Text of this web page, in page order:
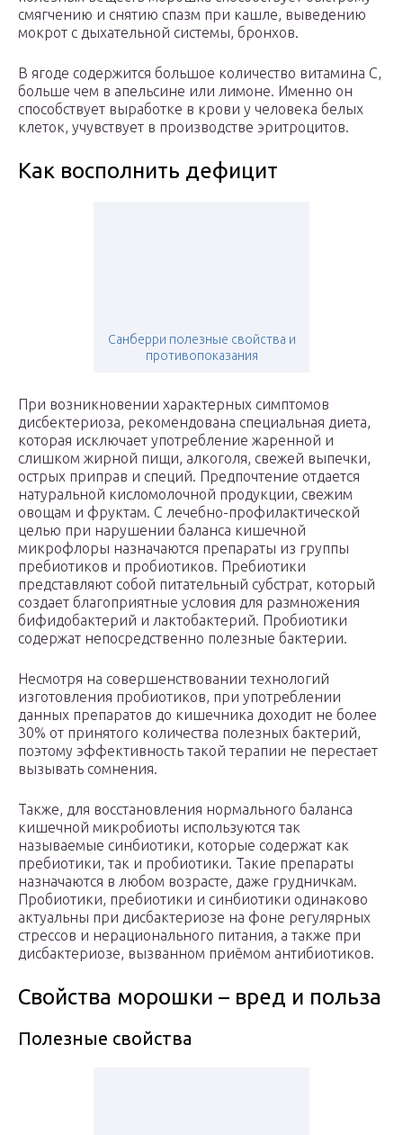
смягчению и снятию спазм при кашле, выведению
мокрот с дыхательной системы, бронхов.
В ягоде содержится большое количество витамина С,
больше чем в апельсине или лимоне. Именно он
способствует выработке в крови у человека белых
клеток, учувствует в производстве эритроцитов.
Как восполнить дефицит
Санберри полезные свойства и
противопоказания
При возникновении характерных симптомов
дисбектериоза, рекомендована специальная диета,
которая исключает употребление жаренной и
слишком жирной пищи, алкоголя, свежей выпечки,
острых приправ и специй. Предпочтение отдается
натуральной кисломолочной продукции, свежим
овощам и фруктам. С лечебно-профилактической
целью при нарушении баланса кишечной
микрофлоры назначаются препараты из группы
пребиотиков и пробиотиков. Пребиотики
представляют собой питательный субстрат, который
создает благоприятные условия для размножения
бифидобактерий и лактобактерий. Пробиотики
содержат непосредственно полезные бактерии.
Несмотря на совершенствовании технологий
изготовления пробиотиков, при употреблении
данных препаратов до кишечника доходит не более
30% от принятого количества полезных бактерий,
поэтому эффективность такой терапии не перестает
вызывать сомнения.
Также, для восстановления нормального баланса
кишечной микробиоты используются так
называемые синбиотики, которые содержат как
пребиотики, так и пробиотики. Такие препараты
назначаются в любом возрасте, даже грудничкам.
Пробиотики, пребиотики и синбиотики одинаково
актуальны при дисбактериозе на фоне регулярных
стрессов и нерационального питания, а также при
дисбактериозе, вызванном приёмом антибиотиков.
Свойства морошки – вред и польза
Полезные свойства